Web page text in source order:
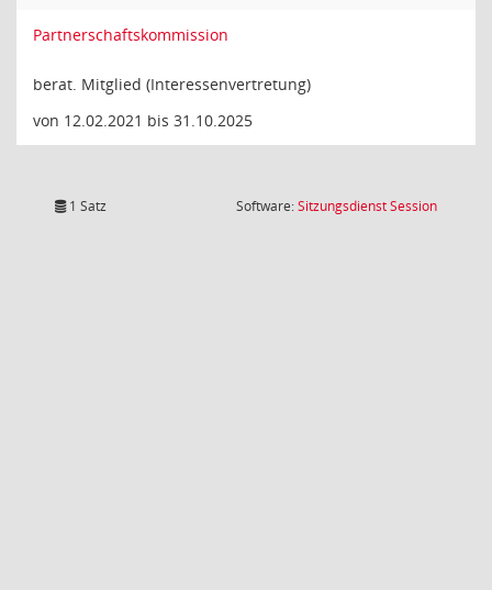
Partnerschaftskommission
berat. Mitglied (Interessenvertretung)
von 12.02.2021 bis 31.10.2025
1 Satz Software:SitzungsdienstSession(Wird in